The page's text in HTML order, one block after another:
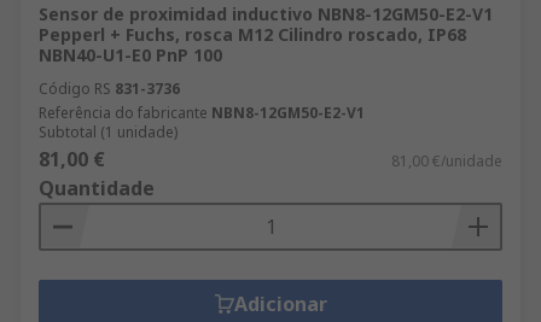
Sensor de proximidad inductivo NBN8-12GM50-E2-V1
Pepperl + Fuchs, rosca M12 Cilindro roscado, IP68
NBN40-U1-E0 PnP 100
Código RS 831-3736
Referência do fabricante NBN8-12GM50-E2-V1
Subtotal (1 unidade)
81,00 € 81,00 €/unidade
Quantidade
Adicionar